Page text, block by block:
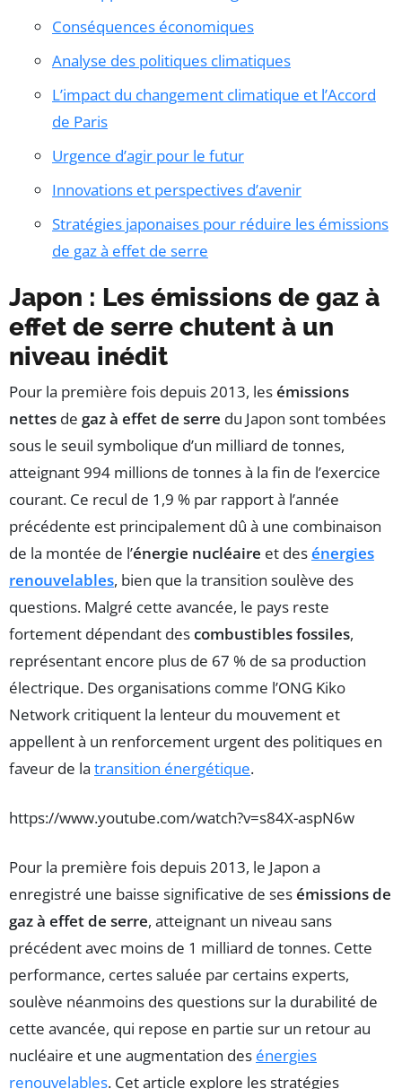
Conséquences économiques
Analyse des politiques climatiques
L’impact du changement climatique et l’Accord
de Paris
Urgence d’agir pour le futur
Innovations et perspectives d’avenir
Stratégies japonaises pour réduire les émissions
de gaz à effet de serre
Japon : Les émissions de gaz à
effet de serre chutent à un
niveau inédit
Pour la première fois depuis 2013, lesémissions
nettes de gaz à effet de serre du Japon sont tombées
sous le seuil symbolique d’un milliard de tonnes,
atteignant 994 millions de tonnes à la fin de l’exercice
courant. Ce recul de 1,9 % par rapport à l’année
précédente est principalement dû à une combinaison
de la montée de l’énergie nucléaire et desénergies
renouvelables, bien que la transition soulève des
questions. Malgré cette avancée, le pays reste
fortement dépendant descombustibles fossiles,
représentant encore plus de 67 % de sa production
électrique. Des organisations comme l’ONG Kiko
Network critiquent la lenteur du mouvement et
appellent à un renforcement urgent des politiques en
faveur de la transition énergétique.
https://www.youtube.com/watch?v=s84X-aspN6w
Pour la première fois depuis 2013, le Japon a
enregistré une baisse significative de sesémissions de
gaz à effet de serre, atteignant un niveau sans
précédent avec moins de 1 milliard de tonnes. Cette
performance, certes saluée par certains experts,
soulève néanmoins des questions sur la durabilité de
cette avancée, qui repose en partie sur un retour au
nucléaire et une augmentation des énergies
renouvelables. Cet article explore les stratégies